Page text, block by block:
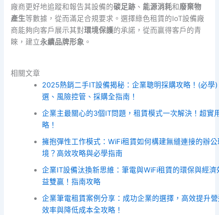
廠商更好地追蹤和報告其設備的碳足跡 、 能源消耗和廢棄物
產生等數據，從而滿足合規要求。選擇綠色租賃的IoT設備廠
商能夠向客戶展示其對環境保護的承諾，從而贏得客戶的青
睞，建立永續品牌形象 。
相關文章
2025熱銷二手IT設備揭秘：企業聰明採購攻略！(必學
選、風險控管、採購全指南！
企業主最關心的3個IT問題，租賃模式一次解決！超實
略！
擁抱彈性工作模式：WiFi租賃如何構建無縫連接的辦
境？高效攻略與必學指南
企業IT設備汰換新思維：筆電與WiFi租賃的環保與經濟
益雙贏！指南攻略
企業筆電租賃案例分享：成功企業的選擇，高效提升
效率與降低成本全攻略！